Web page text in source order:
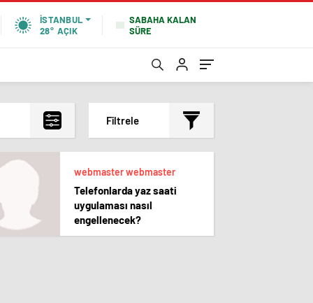
İSTANBUL
28° AÇIK
SABAHA KALAN
SÜRE
Filtrele
En çok okunanlar
En az okunanlar
Yorum Sayısına Göre
En yeniler
En eskiler
webmaster webmaster
Telefonlarda yaz saati
uygulaması nasıl
engellenecek?